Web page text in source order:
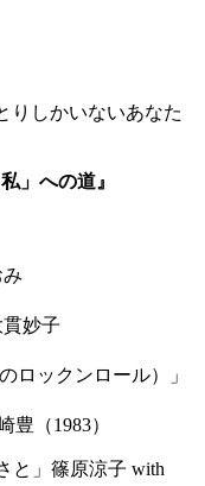
りしかいないあなた
）
」への道』
妙子
ロックンロール）」
崎豊（1983）
と」篠原涼子 with